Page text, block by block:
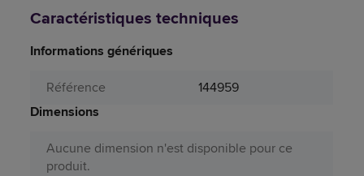
Caractéristiques techniques
Informations génériques
Référence
144959
Dimensions
Aucune dimension n'est disponible pour ce
produit.